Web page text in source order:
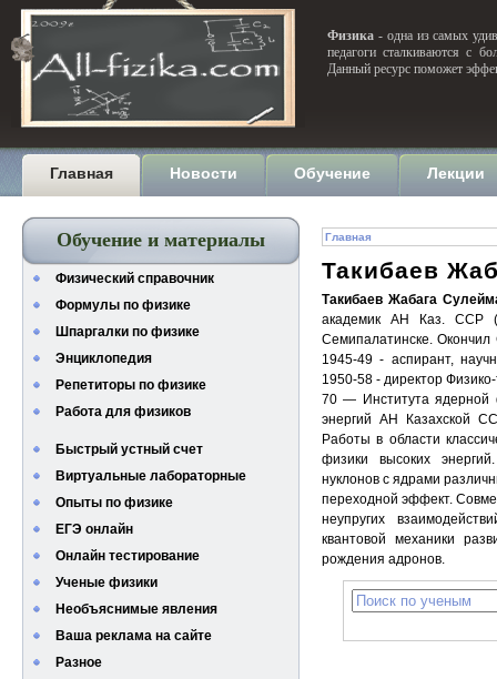
Физика - одна из самых
педагоги сталкиваются с
Данный ресурс поможет
Главная Новости Обучение Лекции
Обучение и материалы
Физический справочник
Формулы по физике
Шпаргалки по физике
Энциклопедия
Репетиторы по физике
Работа для физиков
Быстрый устный счет
Виртуальные лабораторные
Опыты по физике
ЕГЭ онлайн
Онлайн тестирование
Ученые физики
Необъяснимые явления
Ваша реклама на сайте
Разное
Главная
Такибаев
Такибаев Жабага
академик АН Каз. ССР
Семипалатинске. Окончил
1945-49 - аспирант,
1950-58 - директор
70 — Института ядерной
энергий АН Казахской
Работы в области
физики высоких
нуклонов с ядрами
переходной эффект.
неупругих
квантовой механики
рождения адронов.